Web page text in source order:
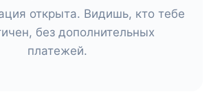
открыта. Видишь, кто тебе
без дополнительных
платежей.